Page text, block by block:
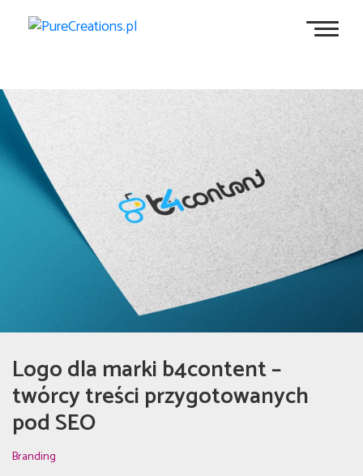
Logo dla marki b4content –
twórcy treści przygotowanych
pod SEO
Branding